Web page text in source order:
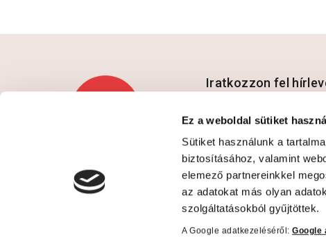
Ez a weboldal sütiket
Sütiket használunk a
biztosításához, valamint
elemező partnereinkkel
az adatokat más olyan
szolgáltatásokból gyűjtöttek.
A Google adatkezeléséről:Google
Iratkozzon fel
Hozzájárulok az